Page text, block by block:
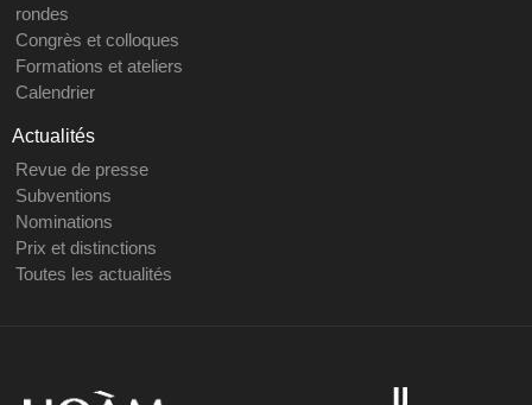
rondes
Congrès et colloques
Formations et ateliers
Calendrier
Actualités
Revue de presse
Subventions
Nominations
Prix et distinctions
Toutes les actualités